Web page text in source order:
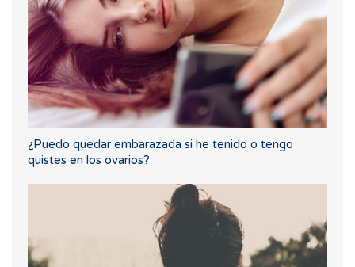
¿Puedo quedar embarazada si he tenido o tengo
quistes en los ovarios?